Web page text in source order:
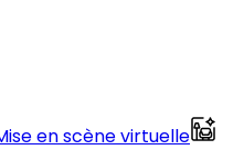
en scène virtuelle